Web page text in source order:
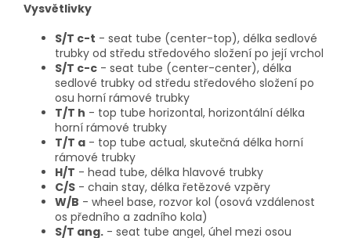
Vysvětlivky
S/T c-t - seat tube (center-top), délka sedlové
trubky od středu středového složení po její vrchol
S/T c-c - seat tube (center-center), délka
sedlové trubky od středu středového složení po
osu horní rámové trubky
T/T h - top tube horizontal, horizontální délka
horní rámové trubky
T/T a - top tube actual, skutečná délka horní
rámové trubky
H/T - head tube, délka hlavové trubky
C/S - chain stay, délka řetězové vzpěry
W/B - wheel base, rozvor kol (osová vzdálenost
os předního a zadního kola)
S/T ang. - seat tube angel, úhel mezi osou